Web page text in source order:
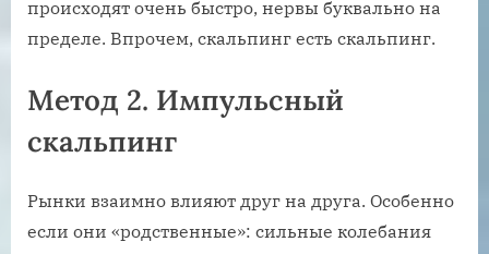
происходят очень быстро, нервы буквально на
пределе. Впрочем, скальпинг есть скальпинг.
Метод 2. Импульсный
скальпинг
Рынки взаимно влияют друг на друга. Особенно
если они «родственные»: сильные колебания